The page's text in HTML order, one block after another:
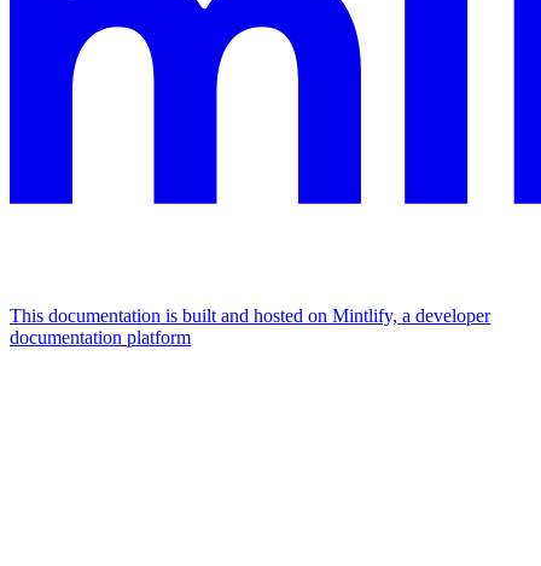
This documentation is built and hosted on Mintlify, a developer
documentation platform